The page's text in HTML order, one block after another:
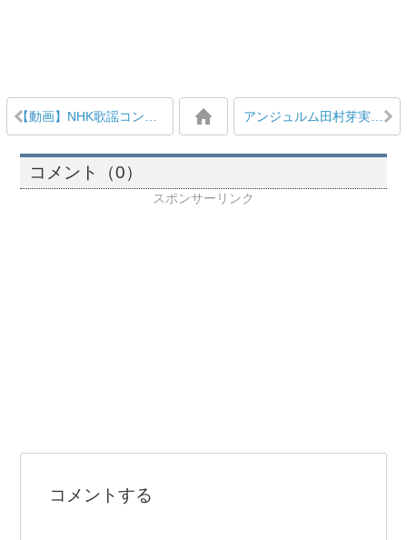
【動画】NHK歌謡コンサートにソロ出演する℃-ute鈴木愛理を実況応援 [2015/6/16] アンジュルム田村芽実「魔法のマコ、ルンルン、アッコ、サリー、メグ、ララベル(^ ^)全部知ってる」
コメント（0）
スポンサーリンク
コメントする